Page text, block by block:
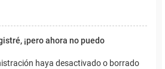
¡pero ahora no puedo
haya desactivado o borrado